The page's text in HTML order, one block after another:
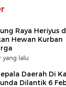
Raya Heriyus
Hewan Kurban
yang lalu
Daerah Di
Dilantik 6